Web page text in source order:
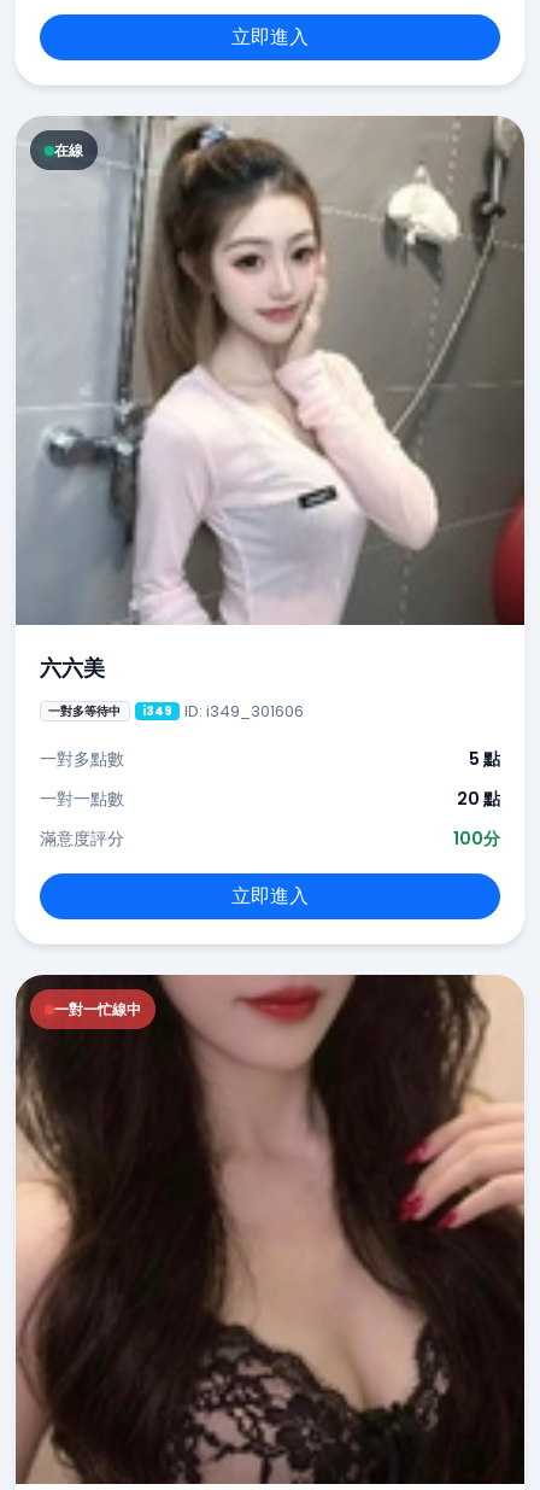
立即進入
在線
六六美
一對多等待中 i349 ID: i349_301606
一對多點數
5 點
一對一點數
20 點
滿意度評分
100分
立即進入
一對一忙線中